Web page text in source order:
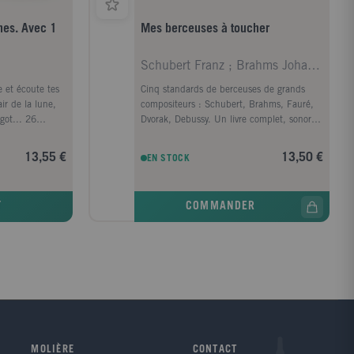
Avec 1
et écoute tes
de la lune,
26
que tu
le
13,55 €
Mes berceuses à toucher
Schubert Franz ; Brahms Johannes ; Faure Gabriel ;
Cinq standards de berceuses de grands
compositeurs : Schubert, Brahms, Fauré,
Dvorak, Debussy. Un livre complet, sonore
toutes douces !Notes Biographiques :
Marion Billet est née en août 1982 à Lyon.
début de ses études à travailler pour la
la papeterie et sur des objets de
EN STOCK 13,50 €
COMMANDER
MOLIÈRE CONTACT